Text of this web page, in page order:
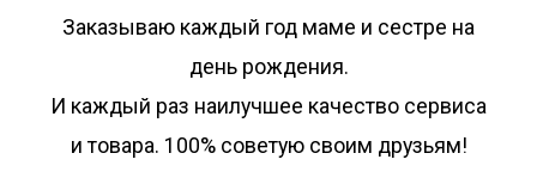
Заказываю каждый год маме и сестре на
день рождения.
И каждый раз наилучшее качество сервиса
и товара. 100% советую своим друзьям!